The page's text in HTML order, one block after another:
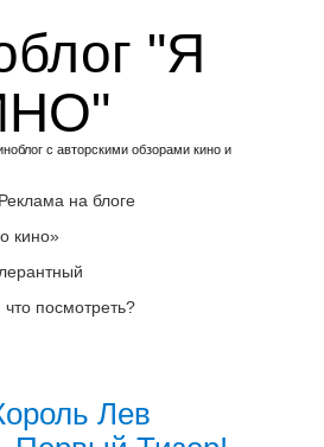
"Я
с авторскими обзорами кино и
Реклама на блоге
кино»
что посмотреть?
Лев